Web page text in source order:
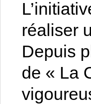
réaliser
Depuis
de « La